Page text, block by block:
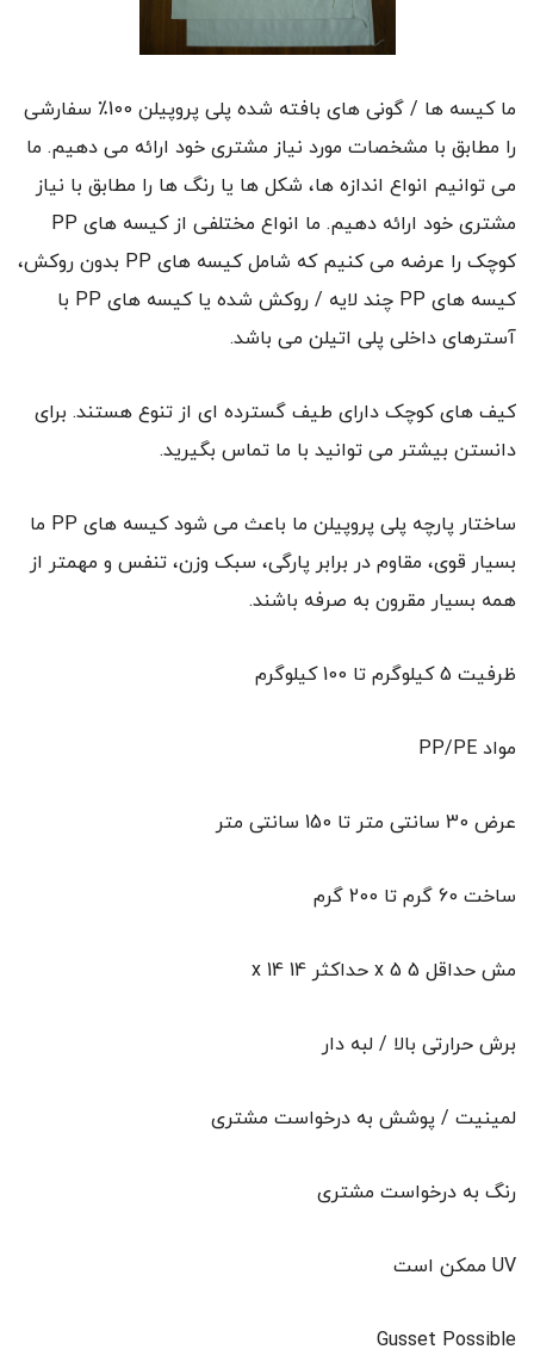
ما کیسه ها / گونی های بافته شده پلی پروپیلن 100٪ سفارشی
را مطابق با مشخصات مورد نیاز مشتری خود ارائه می دهیم. ما
می توانیم انواع اندازه ها، شکل ها یا رنگ ها را مطابق با نیاز
مشتری خود ارائه دهیم. ما انواع مختلفی از کیسه های PP
کوچک را عرضه می کنیم که شامل کیسه های PP بدون روکش،
کیسه های PP چند لایه / روکش شده یا کیسه های PP با
آسترهای داخلی پلی اتیلن می باشد.
کیف های کوچک دارای طیف گسترده ای از تنوع هستند. برای
دانستن بیشتر می توانید با ما تماس بگیرید.
ساختار پارچه پلی پروپیلن ما باعث می شود کیسه های PP ما
بسیار قوی، مقاوم در برابر پارگی، سبک وزن، تنفس و مهمتر از
همه بسیار مقرون به صرفه باشند.
ظرفیت 5 کیلوگرم تا 100 کیلوگرم
مواد PP/PE
عرض 30 سانتی متر تا 150 سانتی متر
ساخت 60 گرم تا 200 گرم
مش حداقل 5 x 5 حداکثر 14 x 14
برش حرارتی بالا / لبه دار
لمینیت / پوشش به درخواست مشتری
رنگ به درخواست مشتری
UV ممکن است
Gusset Possible